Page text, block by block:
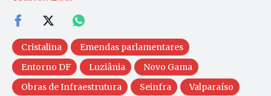
Cristalina
Emendas parlamentares
Entorno DF
Luziânia
Novo Gama
Obras de Infraestrutura
Seinfra Valparaíso